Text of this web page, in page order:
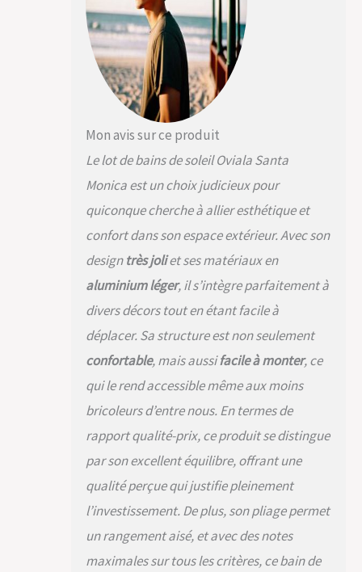
x Hauteur 83 cm.
Hauteur de l'assise
30 cm. Largeur du
textilène 60 cm. Ses
deux petites roues
vous permettent de
le positionner où
vous le souhaitez
Mon avis sur ce produit
Le lot de bains de soleil Oviala Santa
Monica est un choix judicieux pour
quiconque cherche à allier esthétique et
confort dans son espace extérieur. Avec son
designtrès joliet ses matériaux en
aluminium léger, il s’intègre parfaitement à
divers décors tout en étant facile à
déplacer. Sa structure est non seulement
confortable, mais aussifacile à monter, ce
qui le rend accessible même aux moins
bricoleurs d’entre nous. En termes de
rapport qualité-prix, ce produit se distingue
par son excellent équilibre, offrant une
qualité perçue qui justifie pleinement
l’investissement. De plus, son pliage permet
un rangement aisé, et avec des notes
maximales sur tous les critères, ce bain de